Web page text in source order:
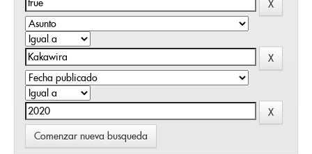
Comenzar nueva busqueda